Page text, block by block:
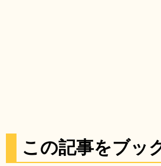
この記事をブッ